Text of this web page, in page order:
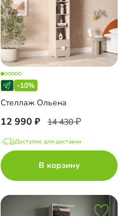
-10%
Стеллаж Ольена
12 990 14 430
Доступно для доставки
В корзину